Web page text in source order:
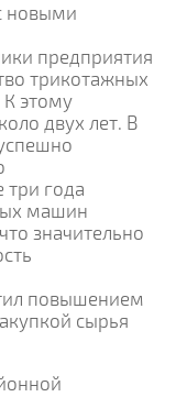
новыми
предприятия
трикотажных
К этому
двух лет. В
три года
машин
значительно
повышением
сырья